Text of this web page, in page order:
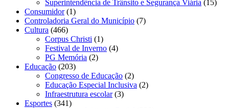
Superintendência de Trânsito e Segurança Viária (15)
Consumidor(1)
Controladoria Geral do Município (7)
Cultura (466)
Corpus Christi (1)
Festival de Inverno (4)
PG Memória (2)
Educação (203)
Congresso de Educação (2)
Educação Especial Inclusiva (2)
Infraestrutura escolar(3)
Esportes (341)